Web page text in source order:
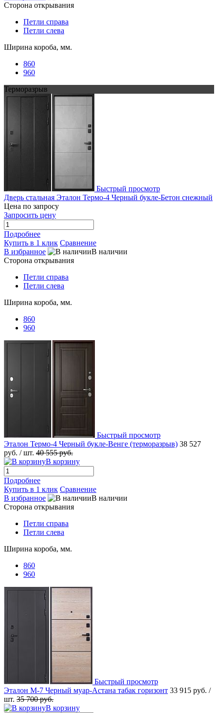
Сторона открывания
Петли справа
Петли слева
Ширина короба, мм.
860
960
Терморазрыв
Быстрый просмотр
Дверь стальная Эталон Термо-4 Черный букле-Бетон снежный
Цена по запросу
Запросить цену
Подробнее
Купить в 1 клик Сравнение
В избранное
В наличии
Сторона открывания
Петли справа
Петли слева
Ширина короба, мм.
860
960
Быстрый просмотр
Эталон Термо-4 Черный букле-Венге (терморазрыв) 38 527
руб. / шт. 40 555 руб.
В корзину
Подробнее
Купить в 1 клик Сравнение
В избранное
В наличии
Сторона открывания
Петли справа
Петли слева
Ширина короба, мм.
860
960
Быстрый просмотр
Эталон М-7 Черный муар-Астана табак горизонт 33 915 руб. /
шт. 35 700 руб.
В корзину